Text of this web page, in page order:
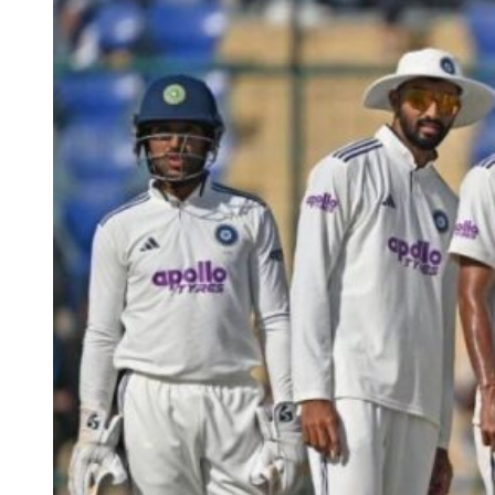
सकता हूं कि अगर मैं भारत के खिलाफ सभी मैच खेलता हूं, तो मुझे
बेहद कठिन एशेज सीरीज से पहले कुछ आराम की जरूरत होगी।”
अगर पैट कमिंस बॉर्डर-गावस्कर ट्रॉफी के बाद, एशेज सीरीज से पहले आराम का
फैसला लेते हैं तो फिर उनके IPL 2027 में नजर आने की संभावना कम ही लग
रही है। ऐसे में काव्या मारन किसी अन्य को पूर्णकालिक कप्तान बनाने का फैसला
ले सकती हैं।
कमिंस के बाहर होने पर इस खिलाड़ी को बनाया जा सकता है SRH
का परमानेंट
IPL 2027 में पैट कमिंस (Pat Cummins) नहीं खेलते हैं तो फिर काव्या मारन
SRH के परमानेंट कप्तान के रूप मेंईशान किशन
का चयन कर सकती हैं। ईशान
ने हालिया सीजन में भी पहले चरण में कप्तानी की थी, जब कमिंस फिटनेस के
कारण उपलब्ध नहीं थे। बल्ले से भी ईशान ने खुद को साबित किया है और उन्हें
घरेलू क्रिकेट में भी लीडरशिप का काफी ज्यादा अनुभव है। इसी वजह से कमिंस
के नाम वापस लेने पर अगले सीजन हैदराबाद की टीम की कमान संभालने के लिए
ईशान बड़े दावेदार होंगे।